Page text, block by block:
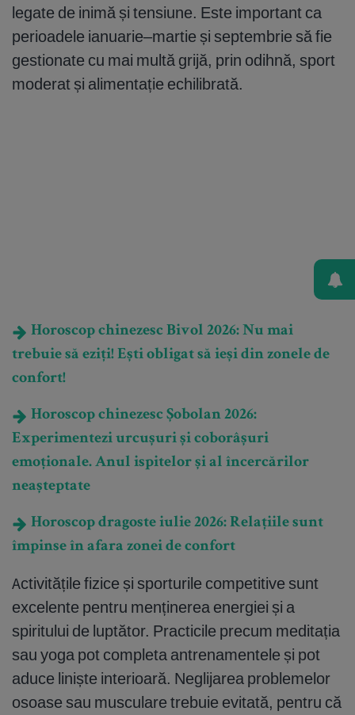
legate de inimă și tensiune. Este important ca
perioadele ianuarie–martie și septembrie să fie
gestionate cu mai multă grijă, prin odihnă, sport
moderat și alimentație echilibrată.
Horoscop chinezesc Bivol 2026: Nu mai
trebuie să eziți! Ești obligat să ieși din zonele de
confort!
Horoscop chinezesc Șobolan 2026:
Experimentezi urcușuri și coborâșuri
emoționale. Anul ispitelor și al încercărilor
neașteptate
Horoscop dragoste iulie 2026: Relațiile sunt
împinse în afara zonei de confort
Activitățile fizice și sporturile competitive sunt
excelente pentru menținerea energiei și a
spiritului de luptător. Practicile precum meditația
sau yoga pot completa antrenamentele și pot
aduce liniște interioară. Neglijarea problemelor
osoase sau musculare trebuie evitată, pentru că